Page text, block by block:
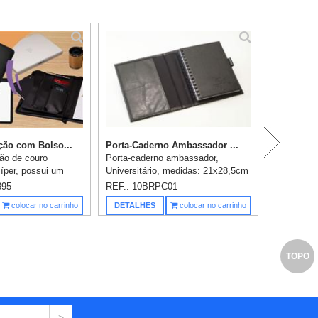
com Bolso...
de couro
possui um
para
interno com zíper,
colocar no carrinho
Porta-Caderno Ambassador ...
Porta-caderno ambassador,
Universitário, medidas: 21x28,5cm
Conjunto composto por Pasta
revestida em couro sintético,
contendo bolso interno, porta-
REF.: 10BRPC01
DETALHES colocar no carrinho
TOPO